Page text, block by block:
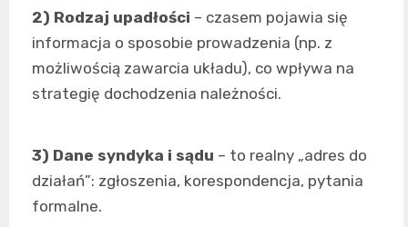
2) Rodzaj upadłości – czasem pojawia się
informacja o sposobie prowadzenia (np. z
możliwością zawarcia układu), co wpływa na
strategię dochodzenia należności.
3) Dane syndyka i sądu – to realny „adres do
działań”: zgłoszenia, korespondencja, pytania
formalne.